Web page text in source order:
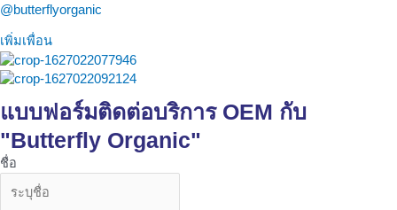
@butterflyorganic
เพิ่มเพื่อน
แบบฟอร์มติดต่อบริการ OEM กับ
"Butterfly Organic"
ชื่อ